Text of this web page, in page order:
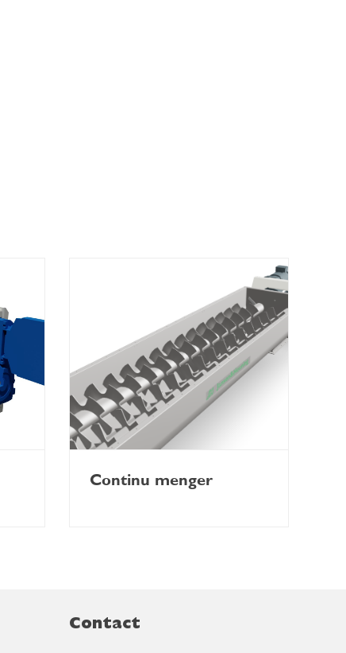
Continu menger
Contact